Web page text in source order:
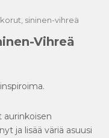
sininen-vihreä
Vihreä
aurinkoisen
ja lisää väriä asuusi